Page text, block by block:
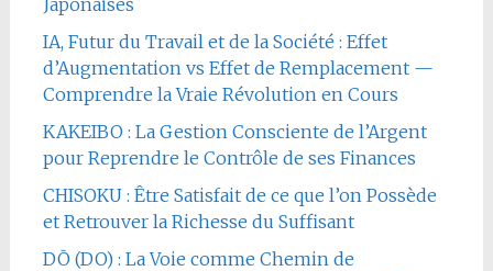
Japonaises
IA, Futur du Travail et de la Société : Effet
d’Augmentation vs Effet de Remplacement —
Comprendre la Vraie Révolution en Cours
KAKEIBO : La Gestion Consciente de l’Argent
pour Reprendre le Contrôle de ses Finances
CHISOKU : Être Satisfait de ce que l’on Possède
et Retrouver la Richesse du Suffisant
DŌ (DO) : La Voie comme Chemin de